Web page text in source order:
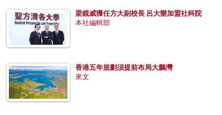
梁鏡威獲任方大副校長 呂大樂加盟社科院
本社編輯部
香港五年規劃須提前布局大鵬灣
來文